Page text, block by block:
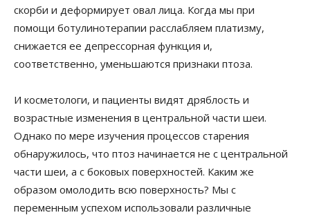
скорби и деформирует овал лица. Когда мы при
помощи ботулинотерапии расслабляем платизму,
снижается ее депрессорная функция и,
соответственно, уменьшаются признаки птоза.
И косметологи, и пациенты видят дряблость и
возрастные изменения в центральной части шеи.
Однако по мере изучения процессов старения
обнаружилось, что птоз начинается не с центральной
части шеи, а с боковых поверхностей. Каким же
образом омолодить всю поверхность? Мы с
переменным успехом использовали различные